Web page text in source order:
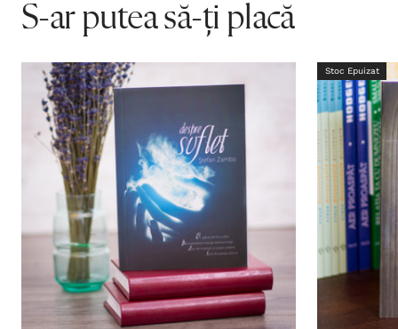
S-ar putea să-ți placă
Stoc Epuizat